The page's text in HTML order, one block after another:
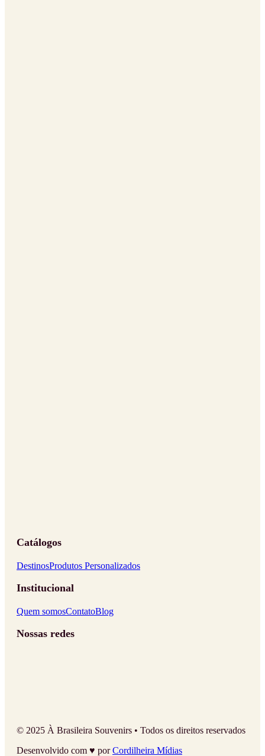
Catálogos
DestinosProdutos Personalizados
Institucional
Quem somosContatoBlog
Nossas redes
© 2025 À Brasileira Souvenirs • Todos os direitos reservados
Desenvolvido com ♥ porCordilheira Mídias